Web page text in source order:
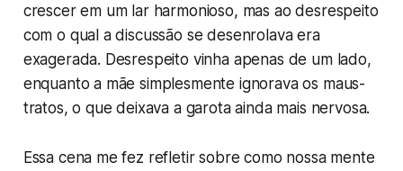
crescer em um lar harmonioso, mas ao desrespeito
com o qual a discussão se desenrolava era
exagerada. Desrespeito vinha apenas de um lado,
enquanto a mãe simplesmente ignorava os maus-
tratos, o que deixava a garota ainda mais nervosa.
Essa cena me fez refletir sobre como nossa mente